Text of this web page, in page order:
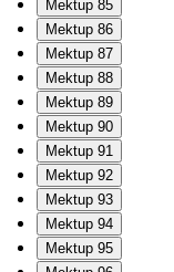
Mektup 85
Mektup 86
Mektup 87
Mektup 88
Mektup 89
Mektup 90
Mektup 91
Mektup 92
Mektup 93
Mektup 94
Mektup 95